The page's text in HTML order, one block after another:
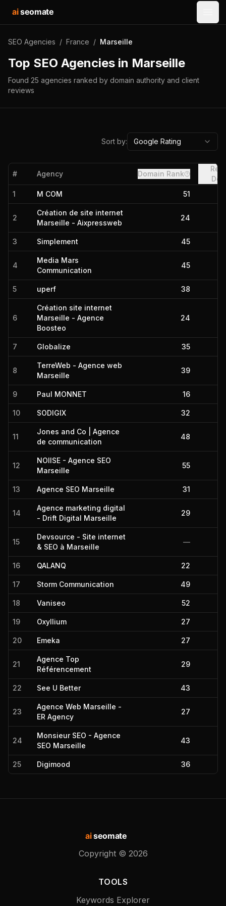
aiseomate
SEO Agencies / France / Marseille
Top SEO Agencies in Marseille
Found 25 agencies ranked by domain authority and client
reviews
Sort by: Google Rating
# Agency Domain Rank
1
M COM 51
2
Création de site internet
Marseille - Aixpressweb
24
3 Simplement 45
4
Media Mars
Communication
45
5 uperf 38
6
Création site internet
Marseille - Agence
Boosteo
24
7 Globalize 35
8
TerreWeb - Agence web
Marseille
39
9 Paul MONNET 16
10 SODIGIX 32
11
Jones and Co | Agence
de communication
48
12
NOIISE - Agence SEO
Marseille
55
13 Agence SEO Marseille 31
14
Agence marketing digital
- Drift Digital Marseille
29
15
Devsource - Site internet
& SEO à Marseille
—
16 QALANQ 22
17 Storm Communication 49
18 Vaniseo 52
19 Oxyllium 27
20 Emeka 27
21
Agence Top
Référencement
29
22 See U Better 43
23
Agence Web Marseille -
ER Agency
27
24
Monsieur SEO - Agence
SEO Marseille
43
25 Digimood 36
aiseomate
Copyright © 2026
TOOLS
Keywords Explorer